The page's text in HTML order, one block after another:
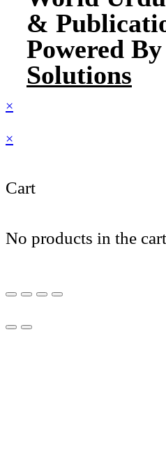
&
Powered By
Solutions
×
×
Cart
No products in the